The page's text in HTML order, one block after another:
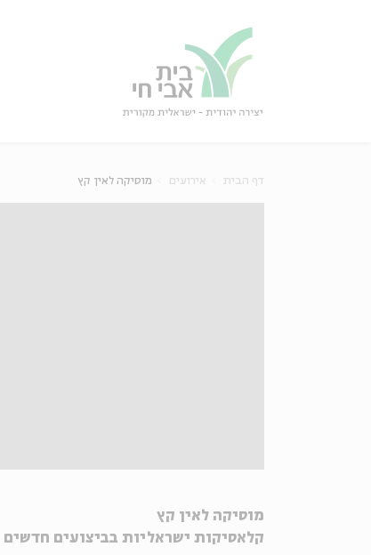
דף הבית אירועים מוסיקה לאין קץ
מוסיקה לאין קץ
קלאסיקות ישראליות בביצועים חדשים